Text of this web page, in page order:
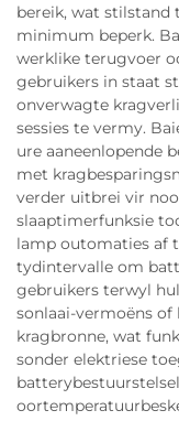
bereik, wat stilstand
minimum beperk.
werklike terugvoer
gebruikers in staat
onverwagte
sessies te vermy.
ure aaneenlopende
met
verder uitbrei vir
slaaptimerfunksie
lamp outomaties af
tydintervalle om
gebruikers terwyl
sonlaai-vermoëns
kragbronne, wat
sonder elektriese